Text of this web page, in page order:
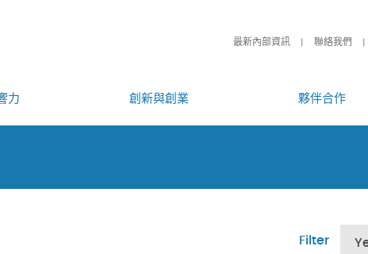
最新內部資訊 聯絡我們
力 創新與創業 夥伴合作
Filter